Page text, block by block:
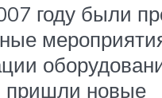
году были
пришли новые